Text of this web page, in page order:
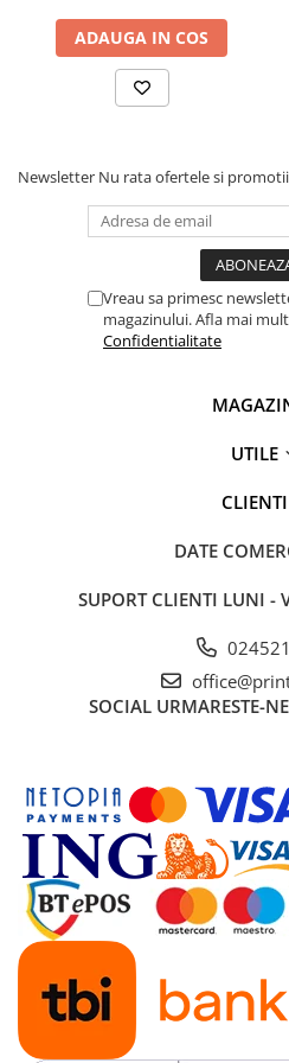
Antene & amplificatoare semnal
Accesorii retelistica
UPS & Stabilizatoare
Accesorii UPS
Servere, Storage & NAS
Servere NAS
DAS (Direct Attached Storage)
Memorii USB
Tablete inteligente
Telefoane
Smartphone-uri
Accesorii telefoane
Smart Home
Camere supraveghere smart
Prize inteligente
Hub-uri smart
Termostate smart
ADAUGA IN COS
Newsletter Nu rata ofertele si
Vreau sa primesc
magazinului. Afla mai
Confidentialitate
UTILE
CLIENTI
DATE
SUPORT CLIENTI LUNI -
SOCIAL URMARESTE-